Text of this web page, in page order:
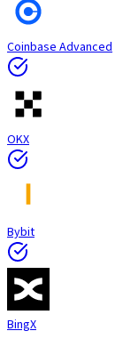
Coinbase Advanced
OKX
Bybit
BingX